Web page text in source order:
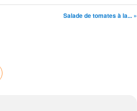
Salade de tomates à la... »